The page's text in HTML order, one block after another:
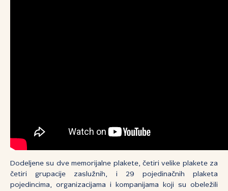
Dodeljene su dve memorijalne plakete, četiri velike plakete za
četiri grupacije zaslužnih, i 29 pojedinačnih plaketa
pojedincima, organizacijama i kompanijama koji su obeležili